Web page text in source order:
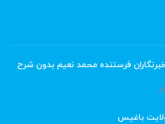
فرستنده محمد نعیم بدون شرح
باغیس